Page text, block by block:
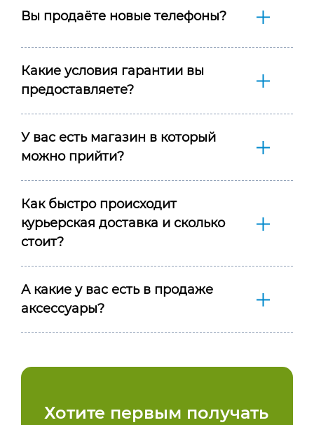
Вы продаёте новые телефоны?
Какие условия гарантии вы
предоставляете?
У вас есть магазин в который
можно прийти?
Как быстро происходит
курьерская доставка и сколько
стоит?
А какие у вас есть в продаже
аксессуары?
Хотите первым получать